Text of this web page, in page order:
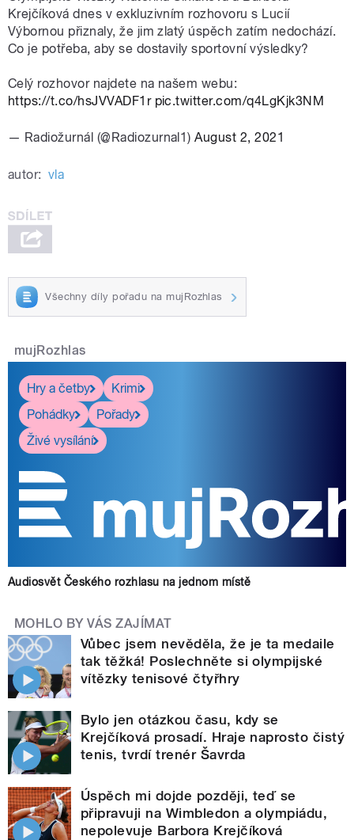
Krejčíková dnes v exkluzivním rozhovoru s Lucií
Výbornou přiznaly, že jim zlatý úspěch zatím nedochází.
Co je potřeba, aby se dostavily sportovní výsledky?
Celý rozhovor najdete na našem webu:
https://t.co/hsJVVADF1r pic.twitter.com/q4LgKjk3NM
— Radiožurnál (@Radiozurnal1)August 2, 2021
autor: vla
Všechny díly pořadu na mujRozhlas
mujRozhlas
Hry a četby
Krimi
Pohádky
Pořady
Živé vysílání
Audiosvět Českého rozhlasu na jednom místě
MOHLO BY VÁS ZAJÍMAT
Vůbec jsem nevěděla, že je ta medaile
tak těžká! Poslechněte si olympijské
vítězky tenisové čtyřhry
Bylo jen otázkou času, kdy se
Krejčíková prosadí. Hraje naprosto čistý
tenis, tvrdí trenér Šavrda
Úspěch mi dojde později, teď se
připravuji na Wimbledon a olympiádu,
nepolevuje Barbora Krejčíková